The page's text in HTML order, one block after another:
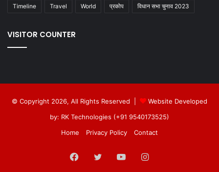
Timeline Travel World प्रकोप विधान सभा चुनाव 2023
VISITOR COUNTER
© Copyright 2026, All Rights Reserved |
Website Developed
by: RK Technologies (+91 9540173525)
Home
Privacy Policy Contact
Facebook
Twitter YouTubeInstagram